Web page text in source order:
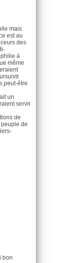
mais
est au
des
á
même
être
un
servir
de
de
bon